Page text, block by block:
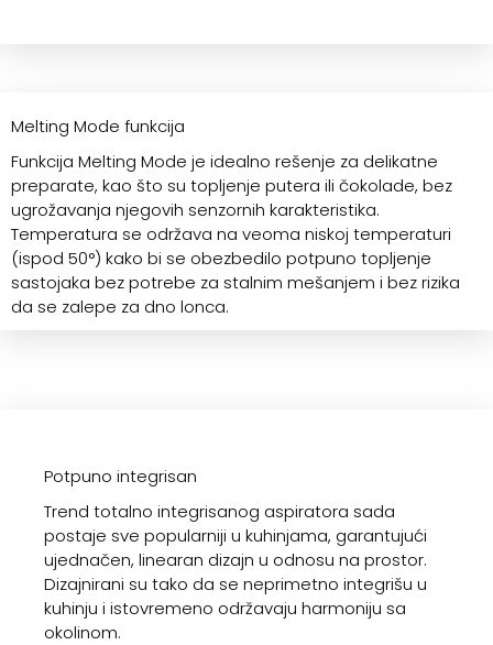
Melting Mode funkcija
Funkcija Melting Mode je idealno rešenje za delikatne
preparate, kao što su topljenje putera ili čokolade, bez
ugrožavanja njegovih senzornih karakteristika.
Temperatura se održava na veoma niskoj temperaturi
(ispod 50°) kako bi se obezbedilo potpuno topljenje
sastojaka bez potrebe za stalnim mešanjem i bez rizika
da se zalepe za dno lonca.
Potpuno integrisan
Trend totalno integrisanog aspiratora sada
postaje sve popularniji u kuhinjama, garantujući
ujednačen, linearan dizajn u odnosu na prostor.
Dizajnirani su tako da se neprimetno integrišu u
kuhinju i istovremeno održavaju harmoniju sa
okolinom.